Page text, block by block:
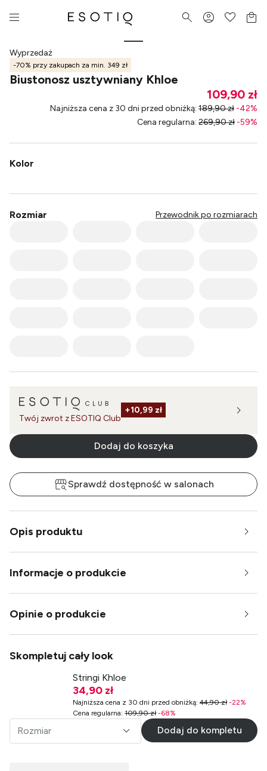
Wyprzedaż
-70% przy zakupach za min. 349 zł
Biustonosz usztywniany Khloe
109,90 zł
Najniższa cena z 30 dni przed obniżką: 189,90 zł -42%
Cena regularna: 269,90 zł -59%
Kolor
Rozmiar Przewodnik po rozmiarach
Twój zwrot z ESOTIQ Club
+10,99 zł
Dodaj do koszyka
Sprawdź dostępność w salonach
Opis produktu
Informacje o produkcie
Opinie o produkcie
Skompletuj cały look
Stringi Khloe
34,90 zł
Najniższa cena z 30 dni przed obniżką: 44,90 zł -22%
Cena regularna: 109,90 zł -68%
Rozmiar Dodaj do kompletu